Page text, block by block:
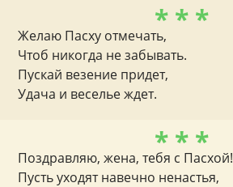
* * *
Желаю Пасху отмечать,
Чтоб никогда не забывать.
Пускай везение придет,
Удача и веселье ждет.
* * *
Поздравляю, жена, тебя с Пасхой!
Пусть уходят навечно ненастья,